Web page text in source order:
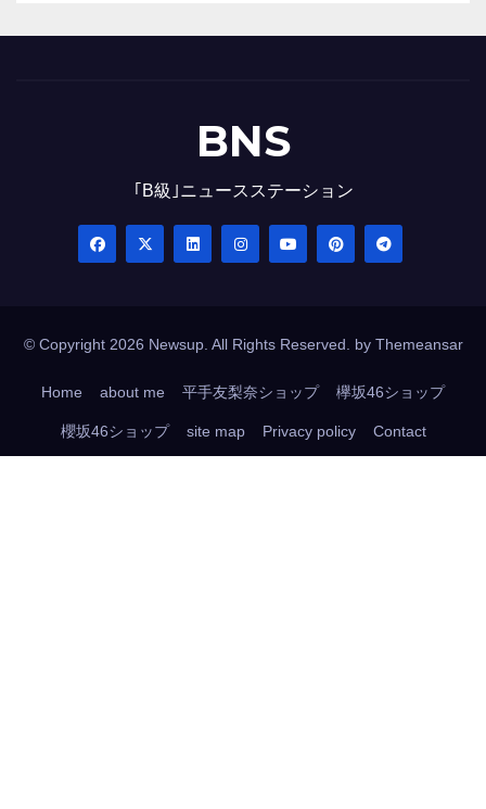
BNS
｢B級｣ニュースステーション
© Copyright 2026 Newsup. All Rights Reserved. by Themeansar
Home about me 平手友梨奈ショップ 欅坂46ショップ
櫻坂46ショップ site map Privacy policy Contact